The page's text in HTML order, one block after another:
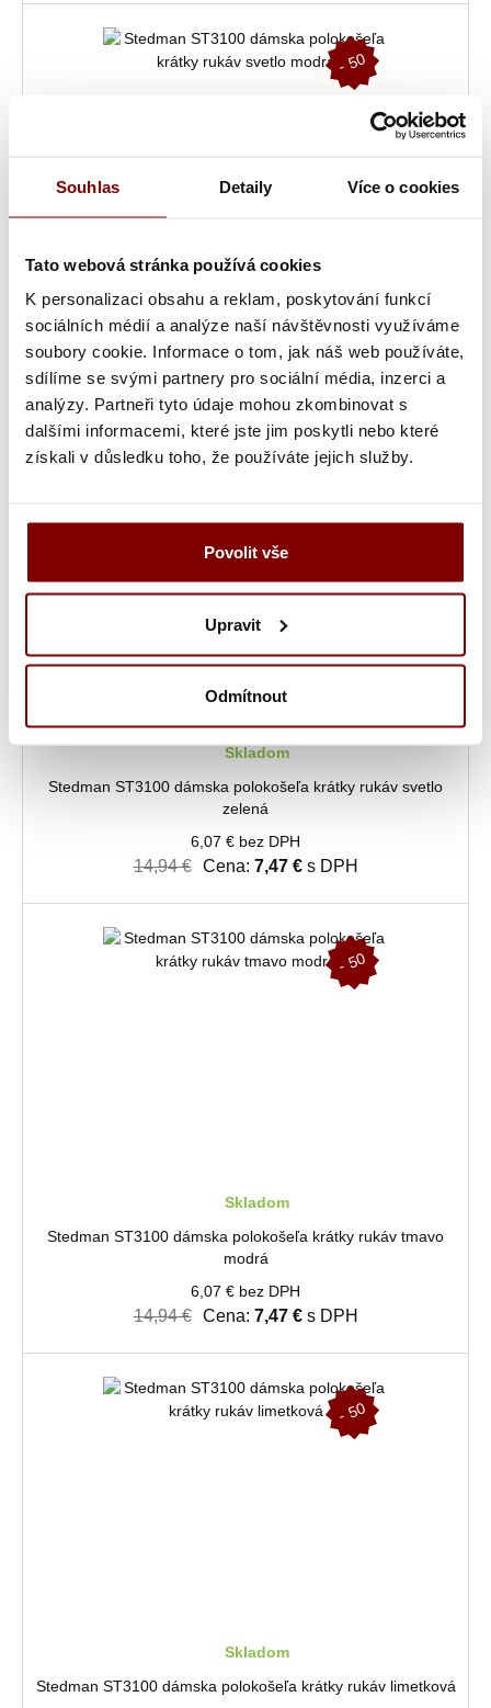
Souhlas Detaily Více o cookies
Tato webová stránka používá cookies
K personalizaci obsahu a reklam, poskytování funkcí
sociálních médií a analýze naší návštěvnosti využíváme
soubory cookie. Informace o tom, jak náš web používáte,
sdílíme se svými partnery pro sociální média, inzerci a
analýzy. Partneři tyto údaje mohou zkombinovat s
dalšími informacemi, které jste jim poskytli nebo které
získali v důsledku toho, že používáte jejich služby.
Povolit vše
Upravit
Odmítnout
-
5
0
Skladom
Stedman ST3100 dámska polokošeľa krátky rukáv svetlo
modrá
6,07 € bez DPH
14,94 € Cena:7,47 €s DPH
Skladom
Stedman ST3100 dámska polokošeľa krátky rukáv svetlo
zelená
6,07 € bez DPH
14,94 € Cena: 7,47 €s DPH
-
5
0
Skladom
Stedman ST3100 dámska polokošeľa krátky rukáv tmavo
modrá
6,07 € bez DPH
14,94 € Cena: 7,47 €s DPH
-
5
0
Skladom
Stedman ST3100 dámska polokošeľa krátky rukáv limetková